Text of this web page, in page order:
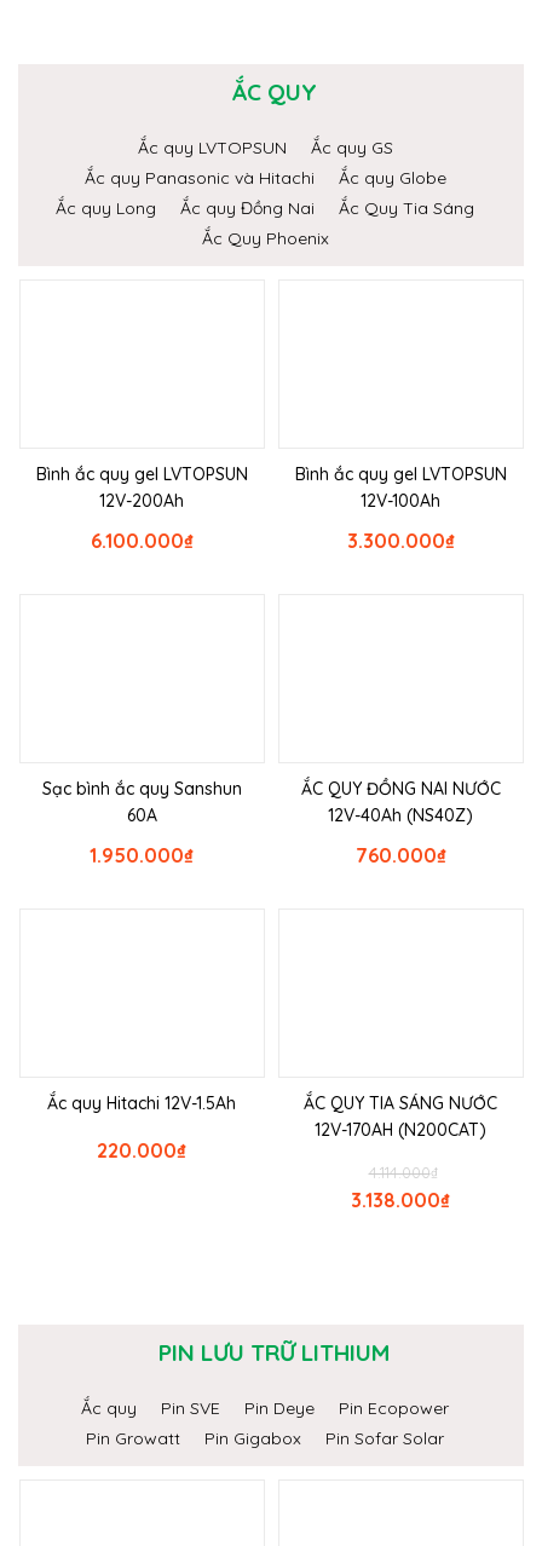
ẮC QUY
Ắc quy LVTOPSUN
Ắc quy GS
Ắc quy Panasonic và Hitachi
Ắc quy Globe
Ắc quy Long
Ắc quy Đồng Nai
Ắc Quy Tia Sáng
Ắc Quy Phoenix
Bình ắc quy gel LVTOPSUN
12V-200Ah
₫
6.100.000
Bình ắc quy gel LVTOPSUN
12V-100Ah
₫
3.300.000
Sạc bình ắc quy Sanshun
60A
₫
1.950.000
ẮC QUY ĐỒNG NAI NƯỚC
12V-40Ah (NS40Z)
₫
760.000
Ắc quy Hitachi 12V-1.5Ah
₫
220.000
ẮC QUY TIA SÁNG NƯỚC
12V-170AH (N200CAT)
₫
4.114.000
₫
3.138.000
PIN LƯU TRỮ LITHIUM
Ắc quy Pin SVE Pin Deye
Pin Ecopower
Pin Growatt
Pin Gigabox Pin Sofar Solar